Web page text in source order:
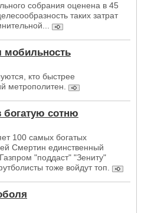
собрания оценена в 45
таких затрат
мобильность
кто быстрее
метрополитен.
богатую сотню
100 самых богатых
Смертин единственный
"поддаст" "Зениту"
тоже войдут топ.